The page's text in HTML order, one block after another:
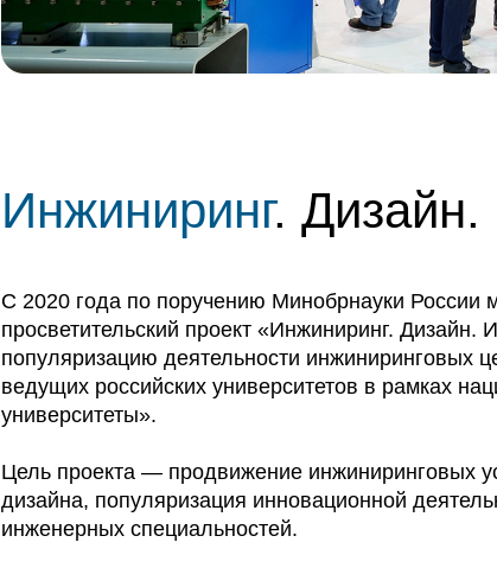
Инжиниринг. Дизайн.
С 2020 года по поручению Минобрнауки
просветительский проект «Инжиниринг.
популяризацию деятельности инжиниринговых
ведущих российских университетов в рамках
университеты».
Цель проекта — продвижение инжиниринговых
дизайна, популяризация инновационной
инженерных специальностей.